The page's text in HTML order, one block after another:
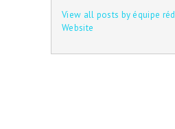
View all posts by équipe
Website